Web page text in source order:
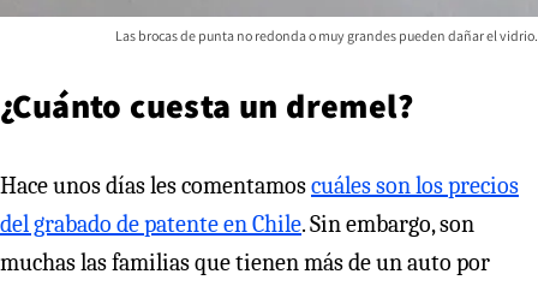
Las brocas de punta no redonda o muy grandes pueden dañar el vidrio.
¿Cuánto cuesta un dremel?
Hace unos días les comentamoscuáles son los precios
del grabado de patente en Chile. Sin embargo, son
muchas las familias que tienen más de un auto por